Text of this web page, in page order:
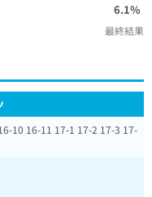
6.1%
最終結果
10 16-11 17-1 17-2 17-3 17-